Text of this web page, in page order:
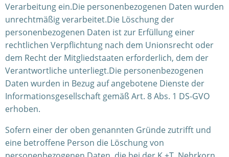
Verarbeitung ein.Die personenbezogenen Daten wurden
unrechtmäßig verarbeitet.Die Löschung der
personenbezogenen Daten ist zur Erfüllung einer
rechtlichen Verpflichtung nach dem Unionsrecht oder
dem Recht der Mitgliedstaaten erforderlich, dem der
Verantwortliche unterliegt.Die personenbezogenen
Daten wurden in Bezug auf angebotene Dienste der
Informationsgesellschaft gemäß Art. 8 Abs. 1 DS-GVO
erhoben.
Sofern einer der oben genannten Gründe zutrifft und
eine betroffene Person die Löschung von